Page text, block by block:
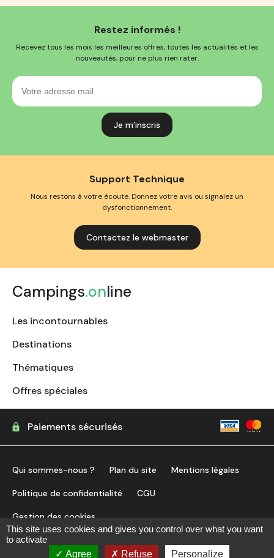
Restez informés !
Recevez tous les mois les meilleures offres, toutes les actualités et les
nouveautés, pour ne plus rien rater.
Votre
adresse
mail
Support Technique
Nous restons à votre écoute. Donnez votre avis ou signalez un
dysfonctionnement.
Contactez le webmaster
Campings.online
Les incontournables
Destinations
Thématiques
Offres spéciales
Paiements sécurisés
Qui sommes-nous ? Plan du site Mentions légales
Politique de confidentialité CGU
Gestion des cookies
This site uses cookies and gives you control over what you want
to activate
Agree
Refuse Personalize